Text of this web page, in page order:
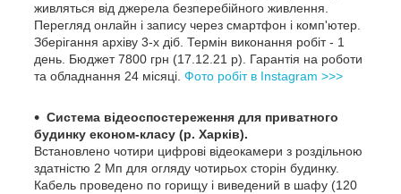
живляться від джерела безперебійного живлення.
Перегляд онлайн і запису через смартфон і комп'ютер.
Зберігання архіву 3-х діб. Термін виконання робіт - 1
день. Бюджет 7800 грн (17.12.21 р). Гарантія на роботи
та обладнання 24 місяці. Фото робіт в Instagram >>>
Система відеоспостереження для приватного
будинку економ-класу (р. Харків).
Встановлено чотири цифрові відеокамери з роздільною
здатністю 2 Мп для огляду чотирьох сторін будинку.
Кабель проведено по горищу і виведений в шафу (120